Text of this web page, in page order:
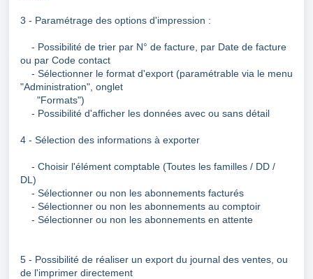
3 - Paramétrage des options d'impression :
- Possibilité de trier par N° de facture, par Date de facture
ou par Code contact
- Sélectionner le format d'export (paramétrable via le menu
"Administration", onglet
"Formats")
- Possibilité d'afficher les données avec ou sans détail
4 - Sélection des informations à exporter
- Choisir l'élément comptable (Toutes les familles / DD /
DL)
- Sélectionner ou non les abonnements facturés
- Sélectionner ou non les abonnements au comptoir
- Sélectionner ou non les abonnements en attente
5 - Possibilité de réaliser un export du journal des ventes, ou
de l'imprimer directement